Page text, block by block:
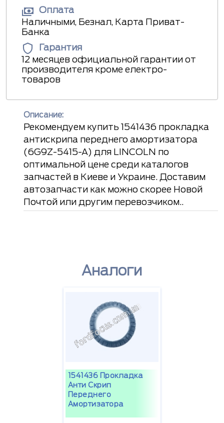
Оплата
Наличными, Безнал, Карта Приват-
Банка
Гарантия
12 месяцев официальной гарантии от
производителя кроме електро-
товаров
Описание:
Рекомендуем купить 1541436 прокладка
антискрипа переднего амортизатора
(6G9Z-5415-A) для LINCOLN по
оптимальной цене среди каталогов
запчастей в Киеве и Украине. Доставим
автозапчасти как можно скорее Новой
Почтой или другим перевозчиком..
Аналоги
1541436 Прокладка
Анти Скрип
Переднего
Амортизатора